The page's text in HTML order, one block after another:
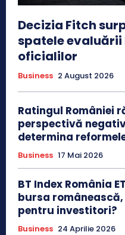
Decizia Fitch
spatele evaluării
oficialilor
Business 2 August 2026
Ratingul României
perspectivă
determina
Business 17 Mai 2026
BT Index România
bursa
pentru investitori?
Business 24 Aprilie 2026